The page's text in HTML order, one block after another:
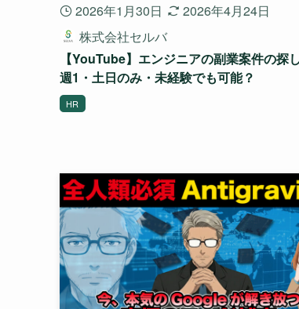
2026年1月30日
2026年4月24日
株式会社セルバ
【YouTube】エンジニアの副業案件の探
週1・土日のみ・未経験でも可能？
HR